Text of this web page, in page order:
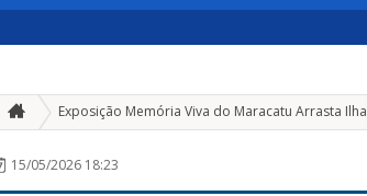
Exposição Memória Viva do Maracatu Arrasta Ilha
15/05/2026 18:23